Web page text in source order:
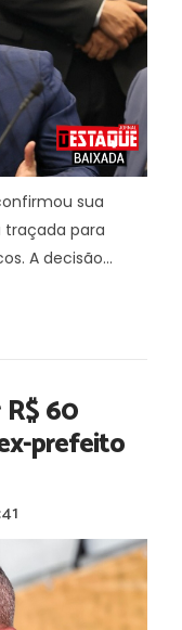
sua
traçada para
A decisão...
R$ 60
prefeito